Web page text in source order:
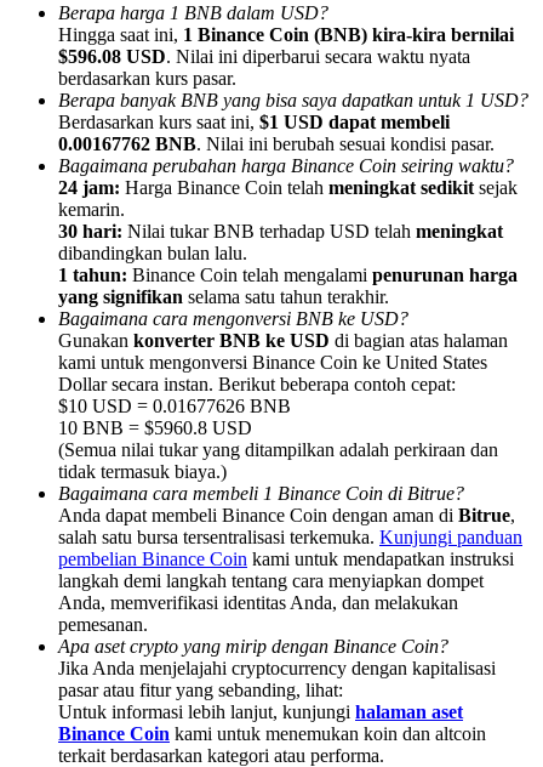
Referensi
Undang teman untuk mendapatkan imbalan tunai
BTC Welcome Rewards
BTC Welcome Rewards
Deposit & Trade BTC to Share 25000 USDT prize pool!
Deposit CASHCAT & Win
Share 500000 CASHCAT prize pool
Berapa harga 1 BNB dalam USD?
Hingga saat ini, 1 Binance Coin (BNB) kira-kira bernilai
$596.08 USD. Nilai ini diperbarui secara waktu nyata
berdasarkan kurs pasar.
Berapa banyak BNB yang bisa saya dapatkan untuk 1 USD?
Berdasarkan kurs saat ini, $1 USD dapat membeli
0.00167762 BNB. Nilai ini berubah sesuai kondisi pasar.
Bagaimana perubahan harga Binance Coin seiring waktu?
24 jam: Harga Binance Coin telah meningkat sedikit sejak
kemarin.
30 hari: Nilai tukar BNB terhadap USD telah meningkat
dibandingkan bulan lalu.
1 tahun: Binance Coin telah mengalami penurunan harga
yang signifikan selama satu tahun terakhir.
Bagaimana cara mengonversi BNB ke USD?
Gunakan konverter BNB ke USD di bagian atas halaman
kami untuk mengonversi Binance Coin ke United States
Dollar secara instan. Berikut beberapa contoh cepat:
$10 USD = 0.01677626 BNB
10 BNB = $5960.8 USD
(Semua nilai tukar yang ditampilkan adalah perkiraan dan
tidak termasuk biaya.)
Bagaimana cara membeli 1 Binance Coin di Bitrue?
Anda dapat membeli Binance Coin dengan aman di Bitrue,
salah satu bursa tersentralisasi terkemuka. Kunjungi panduan
pembelian Binance Coin kami untuk mendapatkan instruksi
langkah demi langkah tentang cara menyiapkan dompet
Anda, memverifikasi identitas Anda, dan melakukan
pemesanan.
Apa aset crypto yang mirip dengan Binance Coin?
Jika Anda menjelajahi cryptocurrency dengan kapitalisasi
pasar atau fitur yang sebanding, lihat:
Untuk informasi lebih lanjut, kunjungi halaman aset
Binance Coin kami untuk menemukan koin dan altcoin
terkait berdasarkan kategori atau performa.